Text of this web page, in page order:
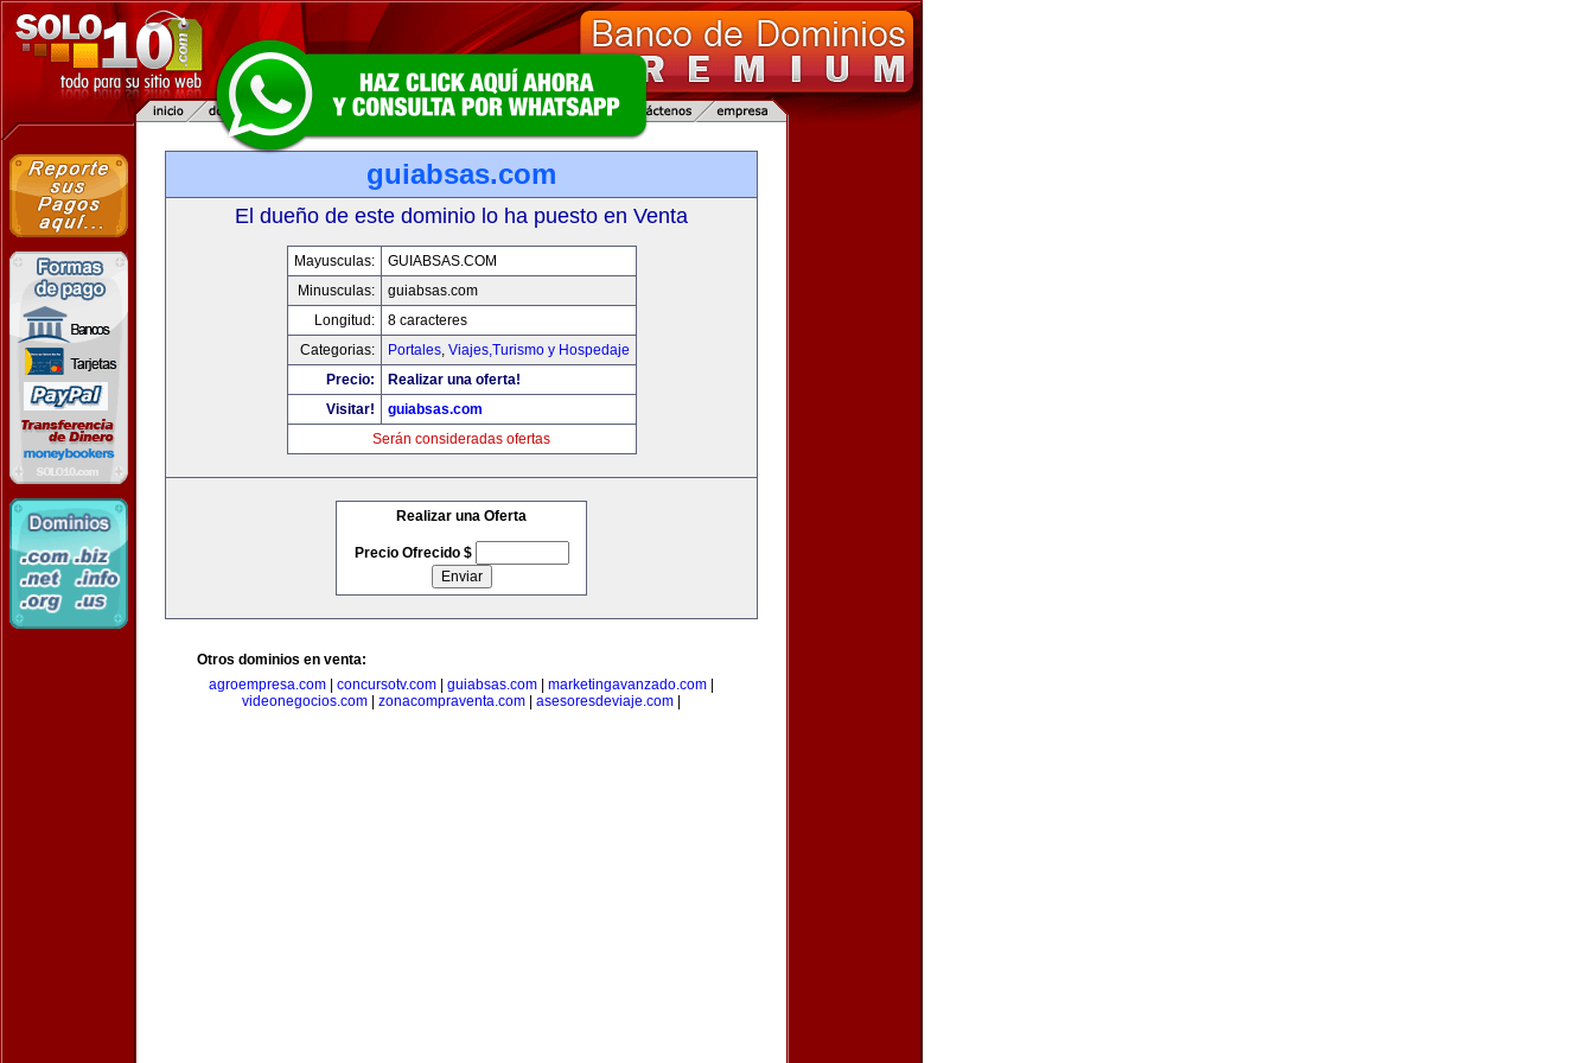
guiabsas.com
El dueño de este dominio lo ha puesto en Venta
Mayusculas:
GUIABSAS.COM
Minusculas:
guiabsas.com
Longitud:
8 caracteres
Categorias:
Portales, Viajes,Turismo y Hospedaje
Precio:
Realizar una oferta!
Visitar!
guiabsas.com
Serán consideradas ofertas
Realizar una Oferta
Precio Ofrecido $
Otros dominios en venta:
agroempresa.com
concursotv.com guiabsas.com marketingavanzado.com
videonegocios.com
zonacompraventa.com asesoresdeviaje.com